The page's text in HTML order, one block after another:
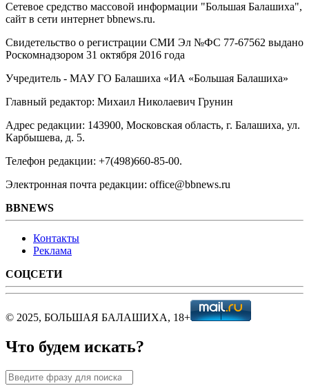
Сетевое средство массовой информации "Большая Балашиха",
сайт в сети интернет bbnews.ru.
Свидетельство о регистрации СМИ Эл №ФС ‎77-67562 выдано
Роскомнадзором 31 октября 2016 года
Учредитель - МАУ ГО Балашиха «ИА «Большая Балашиха»
Главный редактор: Михаил Николаевич Грунин
Адрес редакции: 143900, Московская область, г. Балашиха, ул.
Карбышева, д. 5.
Телефон редакции: +7(498)660-85-00.
Электронная почта редакции: office@bbnews.ru
BBNEWS
Контакты
Реклама
СОЦСЕТИ
© 2025, БОЛЬШАЯ БАЛАШИХА, 18+
Что будем искать?